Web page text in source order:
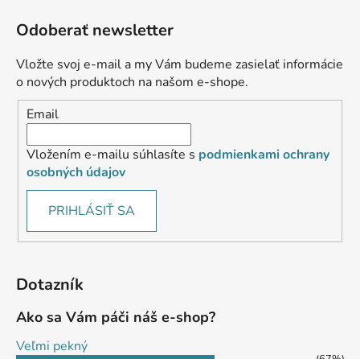
Odoberať newsletter
Vložte svoj e-mail a my Vám budeme zasielať informácie
o nových produktoch na našom e-shope.
Email
Vložením e-mailu súhlasíte s podmienkami ochrany
osobných údajov
PRIHLÁSIŤ SA
Dotazník
Ako sa Vám páči náš e-shop?
Veľmi pekný